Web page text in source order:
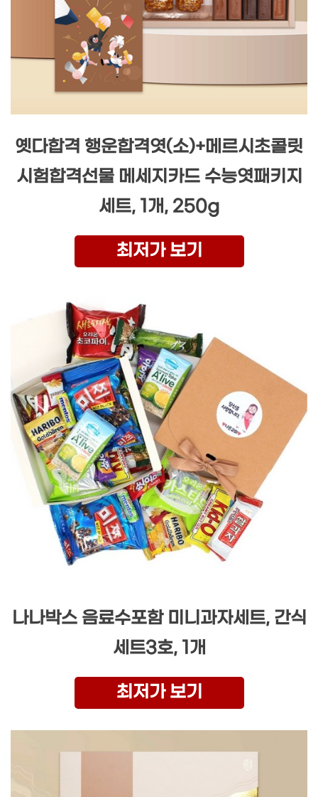
옛다합격 행운합격엿(소)+메르시초콜릿
시험합격선물 메세지카드 수능엿패키지
세트, 1개, 250g
최저가 보기
나나박스 음료수포함 미니과자세트, 간식
세트3호, 1개
최저가 보기